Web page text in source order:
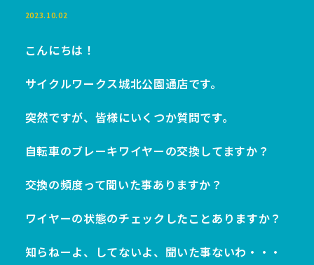
2023.10.02
こんにちは！
サイクルワークス城北公園通店です。
突然ですが、皆様にいくつか質問です。
自転車のブレーキワイヤーの交換してますか？
交換の頻度って聞いた事ありますか？
ワイヤーの状態のチェックしたことありますか？
知らねーよ、してないよ、聞いた事ないわ・・・